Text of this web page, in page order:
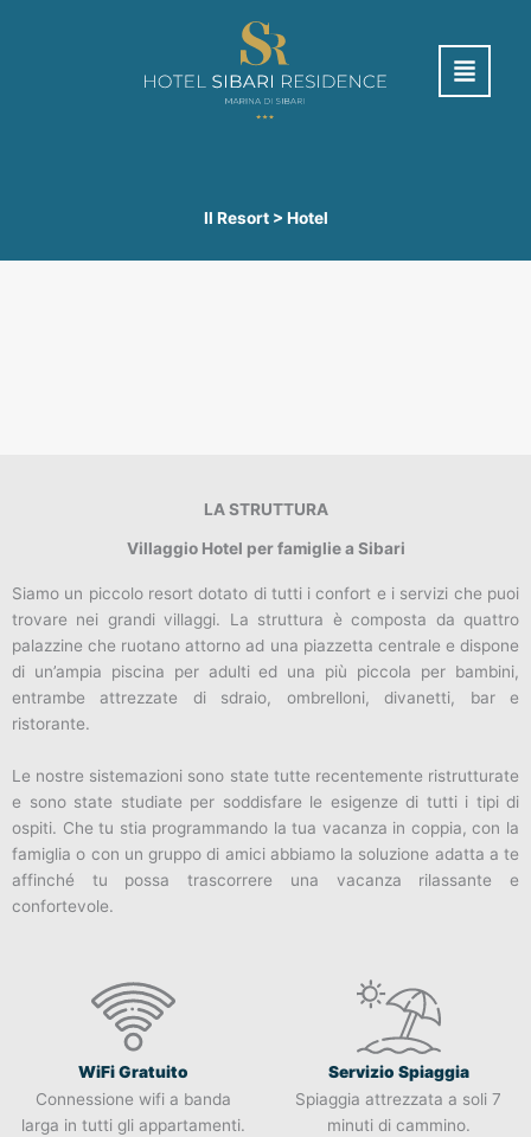
Il Resort > Hotel
LA STRUTTURA
Villaggio Hotel per famiglie a Sibari
Siamo un piccolo resort dotato di tutti i confort e i servizi che puoi
trovare nei grandi villaggi. La struttura è composta da quattro
palazzine che ruotano attorno ad una piazzetta centrale e dispone
di un’ampia piscina per adulti ed una più piccola per bambini,
entrambe attrezzate di sdraio, ombrelloni, divanetti, bar e
ristorante.
Le nostre sistemazioni sono state tutte recentemente ristrutturate
e sono state studiate per soddisfare le esigenze di tutti i tipi di
ospiti. Che tu stia programmando la tua vacanza in coppia, con la
famiglia o con un gruppo di amici abbiamo la soluzione adatta a te
affinché tu possa trascorrere una vacanza rilassante e
confortevole.
WiFi Gratuito
Connessione wifi a banda
larga in tutti gli appartamenti.
Servizio Spiaggia
Spiaggia attrezzata a soli 7
minuti di cammino.